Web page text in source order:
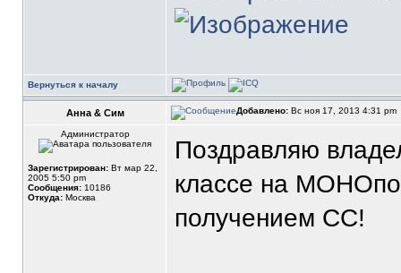
Вернуться к началу
Анна & Сим Добавлено: Вс ноя 17, 2013 4:31 pm
Администратор
Зарегистрирован: Вт мар 22,
2005 5:50 pm
Сообщения: 10186
Откуда: Москва
Поздравляю
классе на
получением СС!